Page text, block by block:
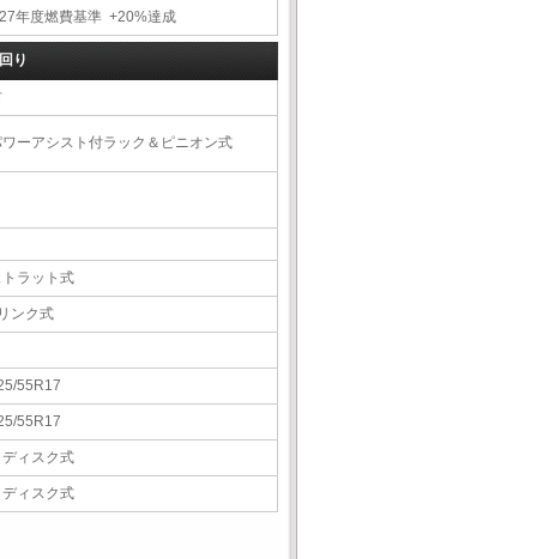
年度燃費基準 +20%達成
り
ーアシスト付ラック＆ピニオン式
ラット式
ンク式
55R17
55R17
ィスク式
ィスク式